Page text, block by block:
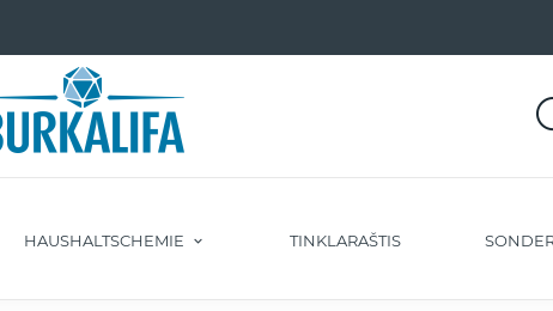
HAUSHALTSCHEMIE TINKLARAŠTIS